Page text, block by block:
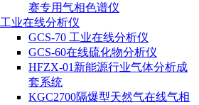
赛专用气相色谱仪
工业在线分析仪
GCS-70 工业在线分析仪
GCS-60在线硫化物分析仪
HFZX-01新能源行业气体分析成
套系统
KGC2700隔爆型天然气在线气相